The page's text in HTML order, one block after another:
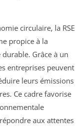
circulaire, la RSE
propice à la
Grâce à un
entreprises peuvent
leurs émissions
Ce cadre favorise
aux attentes